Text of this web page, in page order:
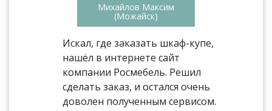
Михайлов Максим
(Можайск)
Искал, где заказать шкаф-купе,
нашёл в интернете сайт
компании Росмебель. Решил
сделать заказ, и остался очень
доволен полученным сервисом.